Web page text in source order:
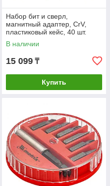
Набор бит и сверл,
магнитный адаптер, CrV,
пластиковый кейс, 40 шт.
Matrix
В наличии
15 099 ₸
Купить